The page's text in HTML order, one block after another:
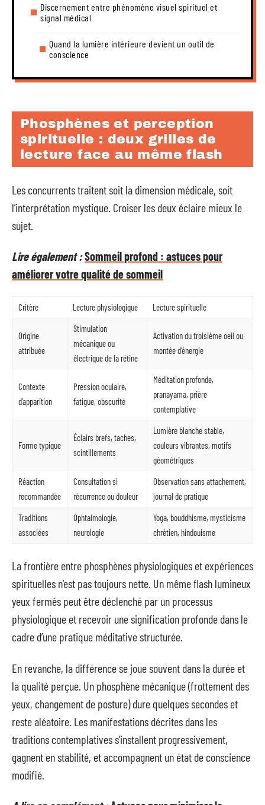
Discernement entre phénomène visuel spirituel et
signal médical
Quand la lumière intérieure devient un outil de
conscience
Phosphènes et perception
spirituelle : deux grilles de
lecture face au même flash
Les concurrents traitent soit la dimension médicale, soit
l’interprétation mystique. Croiser les deux éclaire mieux le
sujet.
Lire également :Sommeil profond : astuces pour
améliorer votre qualité de sommeil
Critère Lecture physiologique Lecture spirituelle
Origine
attribuée
Stimulation
mécanique ou
électrique de la rétine
Activation du troisième oeil ou
montée d’énergie
Contexte
d’apparition
Pression oculaire,
fatigue, obscurité
Méditation profonde,
pranayama, prière
contemplative
Forme typique
Éclairs brefs, taches,
scintillements
Lumière blanche stable,
couleurs vibrantes, motifs
géométriques
Réaction
recommandée
Consultation si
récurrence ou douleur
Observation sans attachement,
journal de pratique
Traditions
associées
Ophtalmologie,
neurologie
Yoga, bouddhisme, mysticisme
chrétien, hindouisme
La frontière entre phosphènes physiologiques et expériences
spirituelles n’est pas toujours nette. Un même flash lumineux
yeux fermés peut être déclenché par un processus
physiologique et recevoir une signification profonde dans le
cadre d’une pratique méditative structurée.
En revanche, la différence se joue souvent dans la durée et
la qualité perçue. Un phosphène mécanique (frottement des
yeux, changement de posture) dure quelques secondes et
reste aléatoire. Les manifestations décrites dans les
traditions contemplatives s’installent progressivement,
gagnent en stabilité, et accompagnent un état de conscience
modifié.